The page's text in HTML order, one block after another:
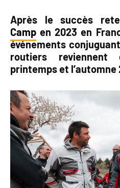
Après le succès
Camp en 2023 en
événements
routiers
printemps et l’automne